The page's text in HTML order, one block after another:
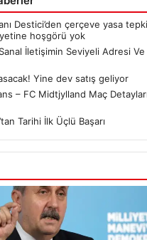
Destici’den çerçeve yasa
hoşgörü yok
İletişimin Seviyeli Adresi
Yine dev satış geliyor
– FC Midtjylland Maç
Tarihi İlk Üçlü Başarı